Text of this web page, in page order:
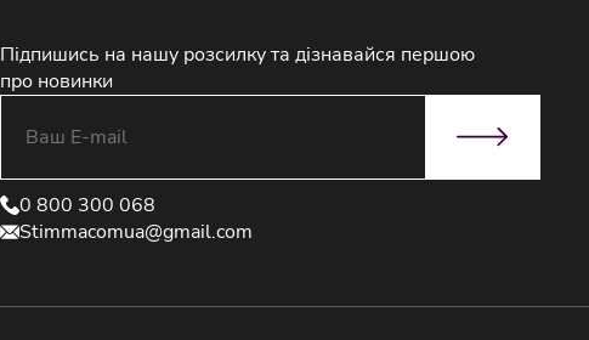
Підпишись на нашу розсилку та дізнавайся першою
про новинки
0 800 300 068
Stimmacomua@gmail.com